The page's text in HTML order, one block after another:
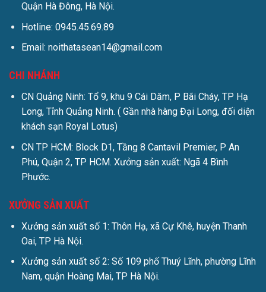
Quận Hà Đông, Hà Nội.
Hotline: 0945.45.69.89
Email: noithatasean14@gmail.com
CHI NHÁNH
CN Quảng Ninh: Tổ 9, khu 9 Cái Dăm, P Bãi Cháy, TP Hạ
Long, Tỉnh Quảng Ninh. ( Gần nhà hàng Đại Long, đối diện
khách sạn Royal Lotus)
CN TP HCM: Block D1, Tầng 8 Cantavil Premier, P An
Phú, Quận 2, TP HCM. Xưởng sản xuất: Ngã 4 Bình
Phước.
XƯỞNG SẢN XUẤT
Xưởng sản xuất số 1: Thôn Hạ, xã Cự Khê, huyện Thanh
Oai, TP Hà Nội.
Xưởng sản xuất số 2: Số 109 phố Thuý Lĩnh, phường Lĩnh
Nam, quận Hoàng Mai, TP Hà Nội.